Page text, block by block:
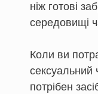
ніж готові
середовищі
Коли ви
потрібен